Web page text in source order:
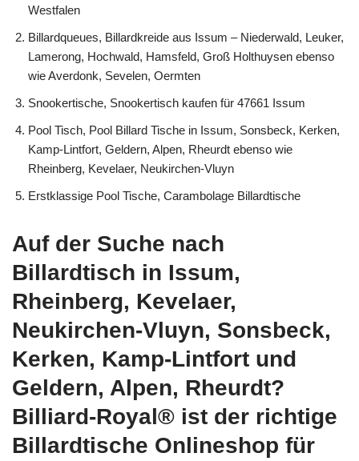
Westfalen
Billardqueues, Billardkreide aus Issum – Niederwald, Leuker,
Lamerong, Hochwald, Hamsfeld, Groß Holthuysen ebenso
wie Averdonk, Sevelen, Oermten
Snookertische, Snookertisch kaufen für 47661 Issum
Pool Tisch, Pool Billard Tische in Issum, Sonsbeck, Kerken,
Kamp-Lintfort, Geldern, Alpen, Rheurdt ebenso wie
Rheinberg, Kevelaer, Neukirchen-Vluyn
Erstklassige Pool Tische, Carambolage Billardtische
Auf der Suche nach
Billardtisch in Issum,
Rheinberg, Kevelaer,
Neukirchen-Vluyn, Sonsbeck,
Kerken, Kamp-Lintfort und
Geldern, Alpen, Rheurdt?
Billiard-Royal® ist der richtige
Billardtische Onlineshop für